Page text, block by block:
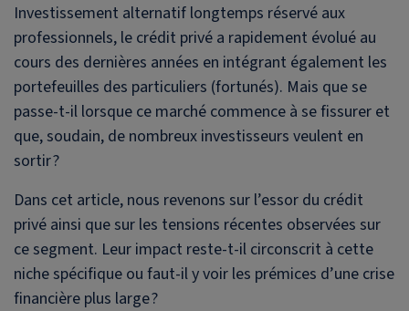
Investissement alternatif longtemps réservé aux
professionnels, le crédit privé a rapidement évolué au
cours des dernières années en intégrant également les
portefeuilles des particuliers (fortunés). Mais que se
passe-t-il lorsque ce marché commence à se fissurer et
que, soudain, de nombreux investisseurs veulent en
sortir ?
Dans cet article, nous revenons sur l’essor du crédit
privé ainsi que sur les tensions récentes observées sur
ce segment. Leur impact reste-t-il circonscrit à cette
niche spécifique ou faut-il y voir les prémices d’une crise
financière plus large ?